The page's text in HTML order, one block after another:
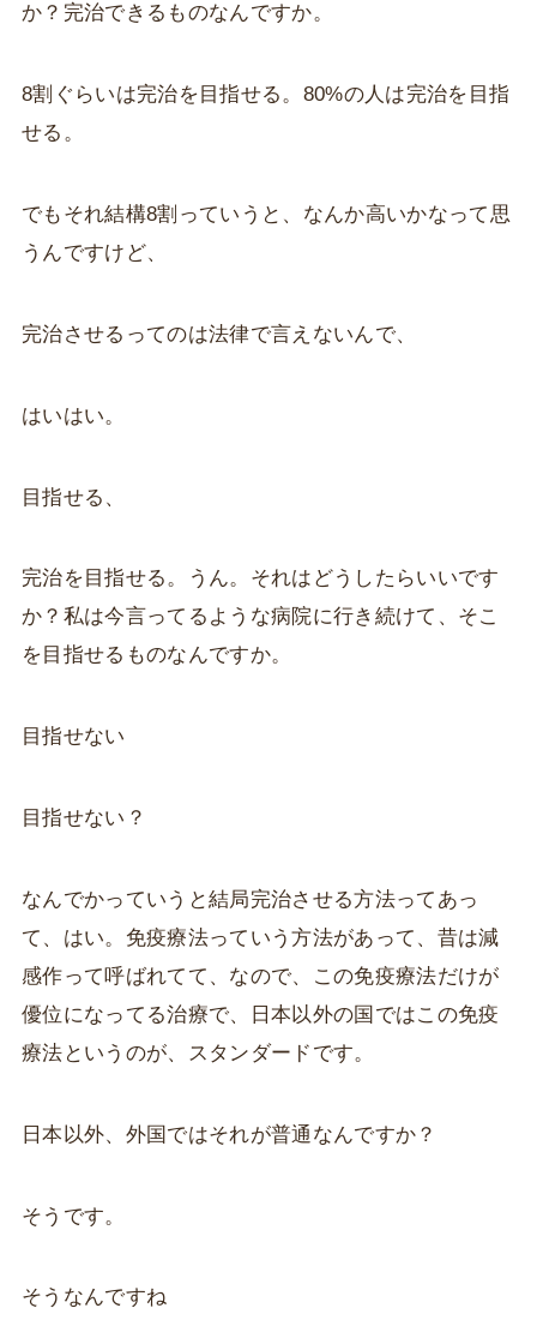
か？完治できるものなんですか。
8割ぐらいは完治を目指せる。80%の人は完治を目指
せる。
でもそれ結構8割っていうと、なんか高いかなって思
うんですけど、
完治させるってのは法律で言えないんで、
はいはい。
目指せる、
完治を目指せる。うん。それはどうしたらいいです
か？私は今言ってるような病院に行き続けて、そこ
を目指せるものなんですか。
目指せない
目指せない？
なんでかっていうと結局完治させる方法ってあっ
て、はい。免疫療法っていう方法があって、昔は減
感作って呼ばれてて、なので、この免疫療法だけが
優位になってる治療で、日本以外の国ではこの免疫
療法というのが、スタンダードです。
日本以外、外国ではそれが普通なんですか？
そうです。
そうなんですね